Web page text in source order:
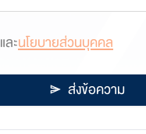
และนโยบายส่วนบุคคล
ส่งข้อความ